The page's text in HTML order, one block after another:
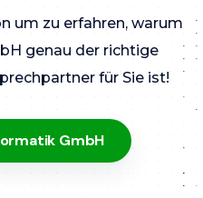
um zu erfahren, warum
genau der richtige
für Sie ist!
GmbH